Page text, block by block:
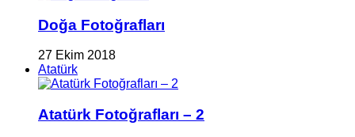
Doğa Fotoğrafları
27 Ekim 2018
Atatürk
Atatürk Fotoğrafları – 2